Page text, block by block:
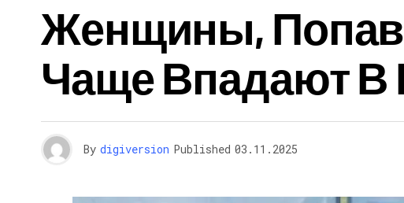
Женщины,
Чаще Впадают
By digiversion Published 03.11.2025